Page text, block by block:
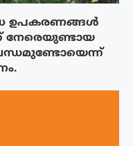
ഉപകരണങ്ങൾ
നേരെയുണ്ടായ